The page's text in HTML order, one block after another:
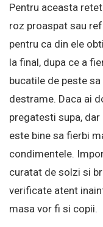
Pentru aceasta
roz proaspat sau
pentru ca din ele
la final, dupa ce a
bucatile de peste
destrame. Daca ai
pregatesti supa,
este bine sa fierbi
condimentele.
curatat de solzi si
verificate atent
masa vor fi si copii.